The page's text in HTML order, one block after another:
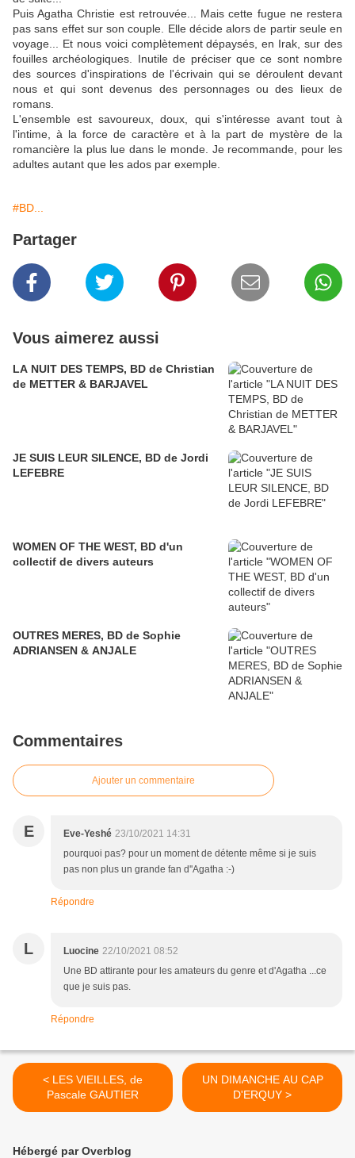
Puis Agatha Christie est retrouvée... Mais cette fugue ne restera
pas sans effet sur son couple. Elle décide alors de partir seule en
voyage... Et nous voici complètement dépaysés, en Irak, sur des
fouilles archéologiques. Inutile de préciser que ce sont nombre
des sources d'inspirations de l'écrivain qui se déroulent devant
nous et qui sont devenus des personnages ou des lieux de
romans.
L'ensemble est savoureux, doux, qui s'intéresse avant tout à
l'intime, à la force de caractère et à la part de mystère de la
romancière la plus lue dans le monde. Je recommande, pour les
adultes autant que les ados par exemple.
#BD...
Partager
Vous aimerez aussi
LA NUIT DES TEMPS, BD de Christian
de METTER & BARJAVEL
JE SUIS LEUR SILENCE, BD de Jordi
LEFEBRE
WOMEN OF THE WEST, BD d'un
collectif de divers auteurs
OUTRES MERES, BD de Sophie
ADRIANSEN & ANJALE
Commentaires
Ajouter un commentaire
E Eve-Yeshé 23/10/2021 14:31
pourquoi pas? pour un moment de détente même si je suis
pas non plus un grande fan d''Agatha :-)
Répondre
L Luocine 22/10/2021 08:52
Une BD attirante pour les amateurs du genre et d'Agatha ...ce
que je suis pas.
Répondre
< LES VIEILLES, de
Pascale GAUTIER
UN DIMANCHE AU CAP
D'ERQUY >
Hébergé par Overblog